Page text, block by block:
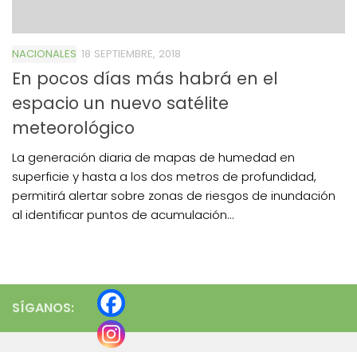
NACIONALES 18 SEPTIEMBRE, 2018
En pocos días más habrá en el
espacio un nuevo satélite
meteorológico
La generación diaria de mapas de humedad en
superficie y hasta a los dos metros de profundidad,
permitirá alertar sobre zonas de riesgos de inundación
al identificar puntos de acumulación...
SÍGANOS: